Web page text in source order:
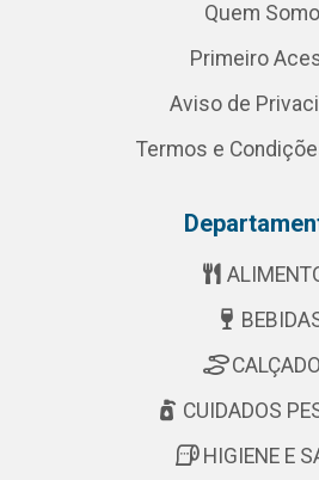
Quem
Primeiro
Aviso de
Termos e
CUIDADOS
HIGIENE E